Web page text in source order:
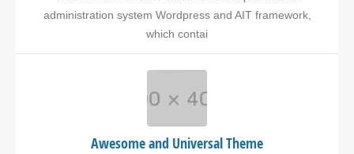
administration system Wordpress and AIT framework,
which contai
Awesome and Universal Theme